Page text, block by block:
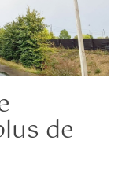
de